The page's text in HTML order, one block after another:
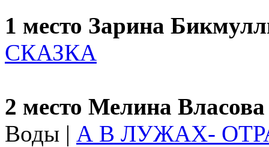
1 место Зарина
СКАЗКА
2 место Мелина Власова
Воды | А В ЛУЖАХ-